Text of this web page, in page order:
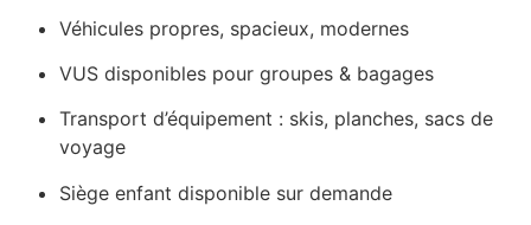
Véhicules propres, spacieux, modernes
VUS disponibles pour groupes & bagages
Transport d’équipement : skis, planches, sacs de
voyage
Siège enfant disponible sur demande